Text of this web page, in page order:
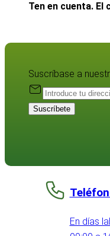
Ten en cuenta. El
Suscríbase a
Suscríbete
En días